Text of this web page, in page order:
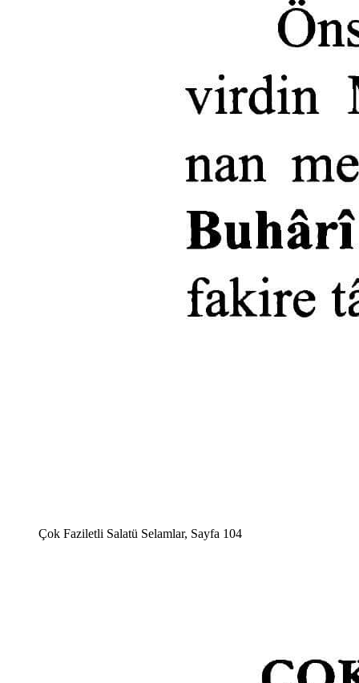
Çok Faziletli Salatü Selamlar, Sayfa 104